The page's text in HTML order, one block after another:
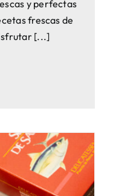
y perfectas
frescas de
[...]